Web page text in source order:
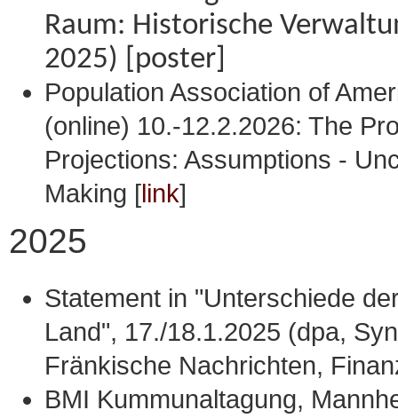
Raum: Historische
2025) [poster]
Population Association of
(online) 10.-12.2.2026: The
Projections: Assumptions -
Making [link]
2025
Statement in "Unterschiede
Land", 17./18.1.2025 (dpa,
Fränkische Nachrichten,
BMI Kummunaltagung,